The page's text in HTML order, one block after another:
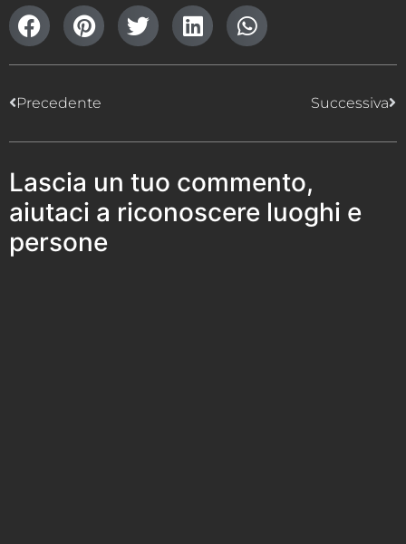
Precedente Successiva
Lascia un tuo commento,
aiutaci a riconoscere luoghi e
persone